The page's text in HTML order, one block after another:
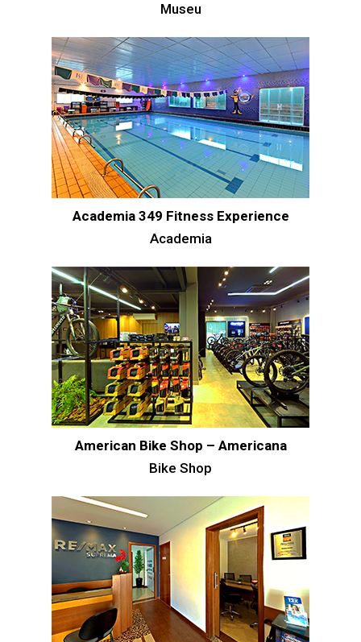
Museu
Academia 349 Fitness Experience
Academia
American Bike Shop – Americana
Bike Shop